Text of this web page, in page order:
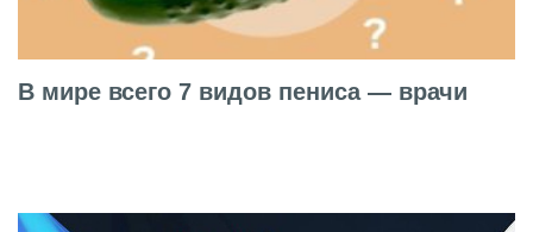
В мире всего 7 видов пениса — врачи